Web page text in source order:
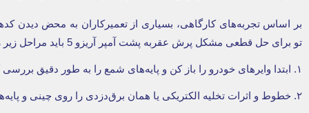
تو برای حل قطعی مشکل پرش عقربه پشت آمپر آریزو 5 باید مراحل زیر را دنبال کنی:
۱. ابتدا وایرهای خودرو را باز کن و پایه‌های شمع را به طور دقیق بررسی کن.
۲. خطوط و اثرات تخلیه الکتریکی یا همان برق‌دزدی را روی چینی و پایه‌های شمع پیدا کن.